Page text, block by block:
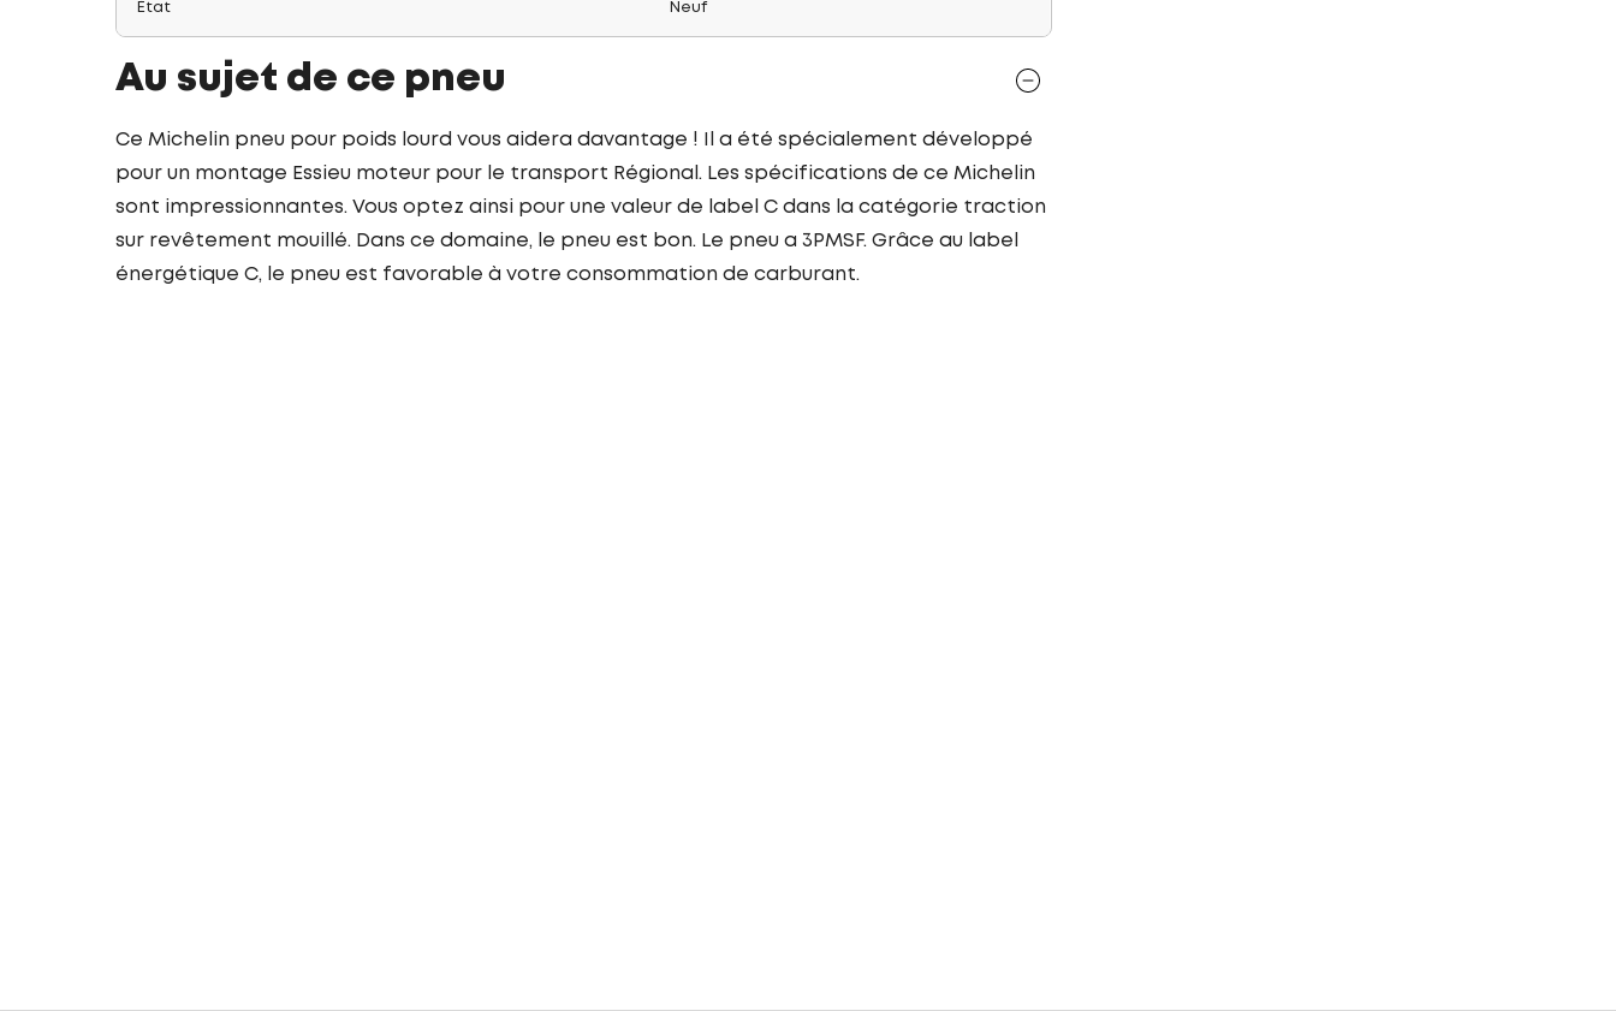
État Neuf
Au sujet de ce pneu
Ce Michelin pneu pour poids lourd vous aidera davantage ! Il a été spécialement développé
pour un montage Essieu moteur pour le transport Régional. Les spécifications de ce Michelin
sont impressionnantes. Vous optez ainsi pour une valeur de label C dans la catégorie traction
sur revêtement mouillé. Dans ce domaine, le pneu est bon. Le pneu a 3PMSF. Grâce au label
énergétique C, le pneu est favorable à votre consommation de carburant.